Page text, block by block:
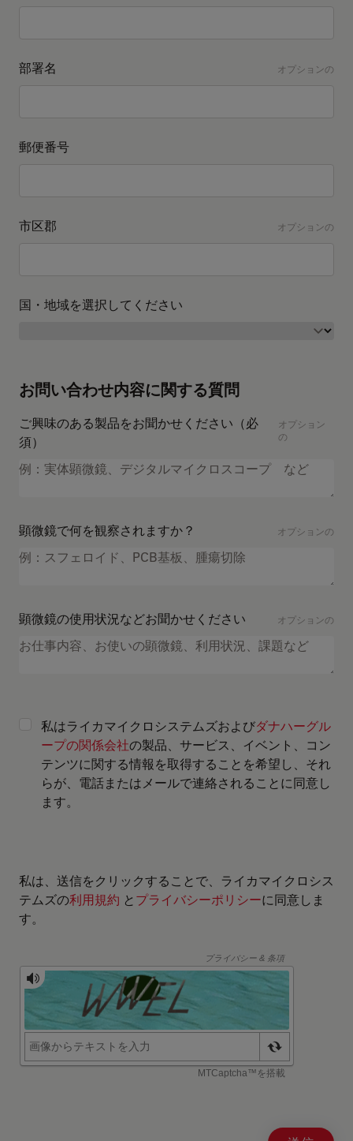
部署名 オプションの
郵便番号
市区郡 オプションの
国・地域を選択してください
お問い合わせ内容に関する質問
ご興味のある製品をお聞かせください（必
須）
オプション
の
顕微鏡で何を観察されますか？ オプションの
顕微鏡の使用状況などお聞かせください オプションの
私はライカマイクロシステムズおよびダナハーグル
ープの関係会社の製品、サービス、イベント、コン
テンツに関する情報を取得することを希望し、それ
らが、電話またはメールで連絡されることに同意し
ます。
私は、送信をクリックすることで、ライカマイクロシス
テムズの利用規約 と プライバシーポリシーに同意しま
す。